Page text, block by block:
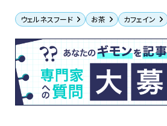
ウェルネスフード お茶 カフェイン